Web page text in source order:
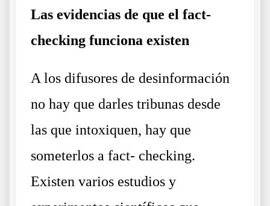
Las evidencias de que el fact-
checking funciona existen
A los difusores de desinformación
no hay que darles tribunas desde
las que intoxiquen, hay que
someterlos a fact- checking.
Existen varios estudios y